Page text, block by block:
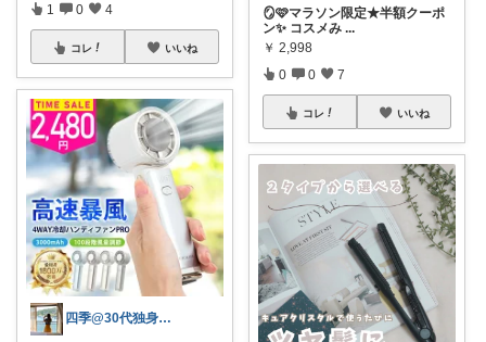
1 0 4
コレ いいね
四季@30代独身のお気に入り部屋💕
🪞🩷マラソン限定★半額クーポ
ン✨ コスメみ ...
￥ 2,998
0 0 7
コレ いいね